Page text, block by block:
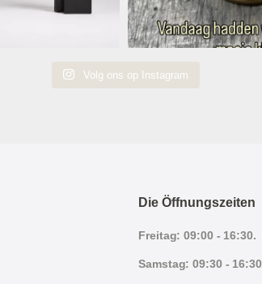
Volg ons op Instagram
Die Öffnungszeiten
Freitag: 09:00 - 16:30.
Samstag: 09:30 - 16:30